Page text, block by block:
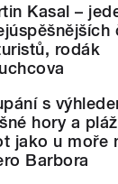
Kasal –
rodák
s
hory a
jako u moře
Barbora